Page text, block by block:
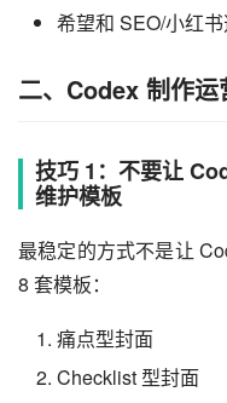
希望和 SEO/小红
二、Codex 制作
技巧 1：不要让
维护模板
最稳定的方式不是让
8 套模板：
痛点型封面
Checklist 型封面